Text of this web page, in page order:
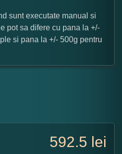
sunt executate manual si
pot sa difere cu pana la +/-
si pana la +/- 500g pentru
592.5 lei